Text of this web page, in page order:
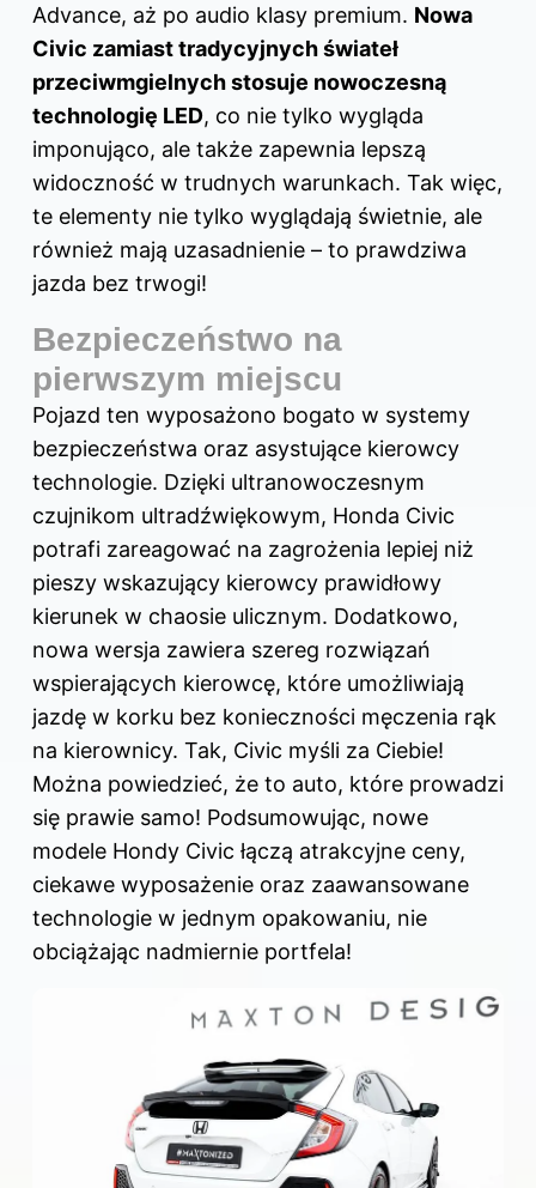
Advance, aż po audio klasy premium. Nowa
Civic zamiast tradycyjnych świateł
przeciwmgielnych stosuje nowoczesną
technologię LED, co nie tylko wygląda
imponująco, ale także zapewnia lepszą
widoczność w trudnych warunkach. Tak więc,
te elementy nie tylko wyglądają świetnie, ale
również mają uzasadnienie – to prawdziwa
jazda bez trwogi!
Bezpieczeństwo na
pierwszym miejscu
Pojazd ten wyposażono bogato w systemy
bezpieczeństwa oraz asystujące kierowcy
technologie. Dzięki ultranowoczesnym
czujnikom ultradźwiękowym, Honda Civic
potrafi zareagować na zagrożenia lepiej niż
pieszy wskazujący kierowcy prawidłowy
kierunek w chaosie ulicznym. Dodatkowo,
nowa wersja zawiera szereg rozwiązań
wspierających kierowcę, które umożliwiają
jazdę w korku bez konieczności męczenia rąk
na kierownicy. Tak, Civic myśli za Ciebie!
Można powiedzieć, że to auto, które prowadzi
się prawie samo! Podsumowując, nowe
modele Hondy Civic łączą atrakcyjne ceny,
ciekawe wyposażenie oraz zaawansowane
technologie w jednym opakowaniu, nie
obciążając nadmiernie portfela!